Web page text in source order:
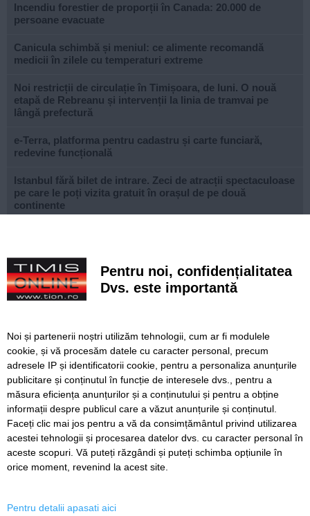
Incendiu forestier de proporții în Canada: 20.000 de
persoane evacuate
Canicula schimbă și meniul: ce alimente recomandă
medicii în zilele cu temperaturi extreme
Noi restricții de circulație în Timișoara, de luni. O nouă
etapă de Rebreanu și intervenții la linia de tramvai pe
lângă prefectură
e-Terra, platforma pentru cadastru și carte funciară,
redevine funcțională
Istanbul fără bilet de intrare. Zeci de atracții spectaculoase
pe care le poți vizita gratuit în orașul de pe două
continente
Misterioso! Început romantic de stagiune la Opera din
Timișoara
Construcție impresionantă din Imperiul Roman, scoasă la
Continuă modernizarea centrului pietonal al Lugojului.
Contract de 21 de milioane de lei, finanțat european
Poli scapă de înfrângere, dar pleacă doar cu un punct din
deplasarea cu Șelimbăr
SERVICII Redactia
Folosinta Cookie-urilor
Pentru noi, confidențialitatea
Dvs. este importantă
Noi și partenerii noștri utilizăm tehnologii, cum ar fi modulele
cookie, și vă procesăm datele cu caracter personal, precum
adresele IP și identificatorii cookie, pentru a personaliza anunțurile
publicitare și conținutul în funcție de interesele dvs., pentru a
măsura eficiența anunțurilor și a conținutului și pentru a obține
informații despre publicul care a văzut anunțurile și conținutul.
Faceți clic mai jos pentru a vă da consimțământul privind utilizarea
acestei tehnologii și procesarea datelor dvs. cu caracter personal în
aceste scopuri. Vă puteți răzgândi și puteți schimba opțiunile în
orice moment, revenind la acest site.
Pentru detalii apasati aici